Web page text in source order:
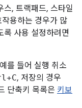
스, 트랙패드, 스타일
용하는 경우가 많
록 사용 설정하려면
를 들어 실행 취소
, 저장의 경우
단축키 목록은 키보